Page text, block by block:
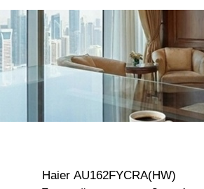
Haier AU162FYCRA(HW)